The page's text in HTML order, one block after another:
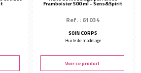
Framboisier 500 ml - Sens&Spirit
Ref. : 61034
SOIN CORPS
Huile de modelage
Voir ce produit